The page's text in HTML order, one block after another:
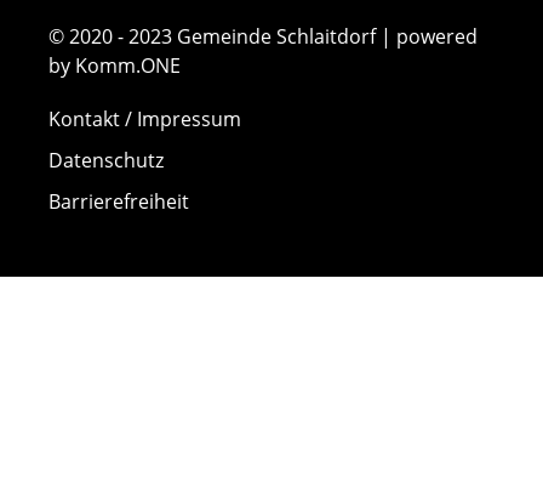
© 2020 - 2023 Gemeinde Schlaitdorf | powered
by Komm.ONE
Kontakt / Impressum
Datenschutz
Barrierefreiheit